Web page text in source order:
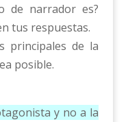
de narrador es?
tus respuestas.
principales de la
posible.
y no a la